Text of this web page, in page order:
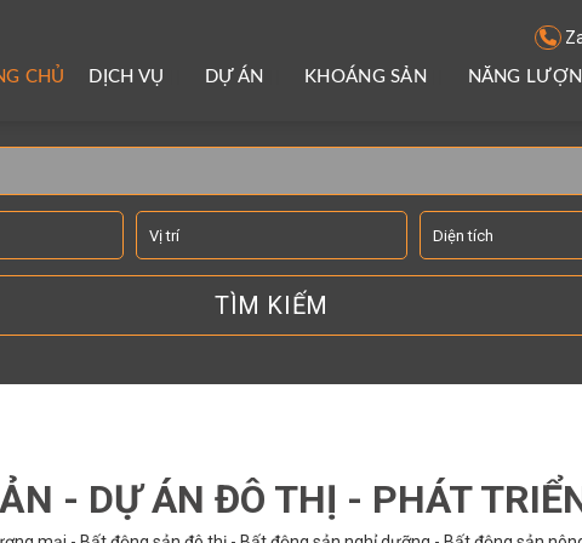
CHỦ DỊCH VỤ DỰ ÁN KHOÁNG SẢN NĂNG
- DỰ ÁN ĐÔ THỊ - PHÁT